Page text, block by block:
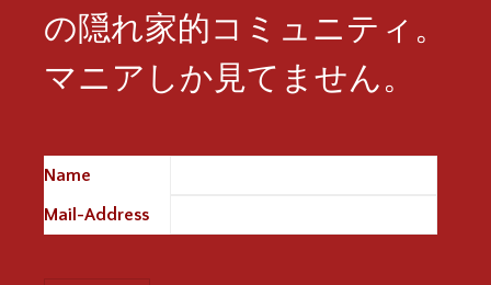
の隠れ家的コミュニティ。
マニアしか見てません。
Name
Mail-Address